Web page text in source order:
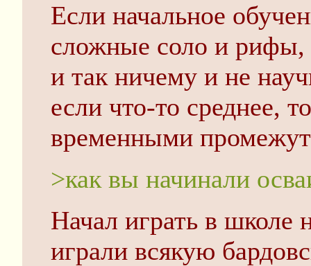
Если начальное
сложные соло и рифы,
и так ничему и не
если что-то среднее,
временными
>как вы начинали
Начал играть в школе
играли всякую